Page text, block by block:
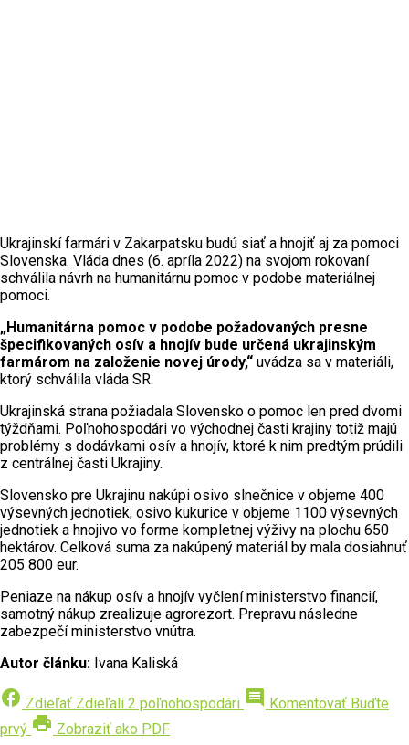
Ukrajinskí farmári v Zakarpatsku budú siať a hnojiť aj za pomoci
Slovenska. Vláda dnes (6. apríla 2022) na svojom rokovaní
schválila návrh na humanitárnu pomoc v podobe materiálnej
pomoci.
„Humanitárna pomoc v podobe požadovaných presne
špecifikovaných osív a hnojív bude určená ukrajinským
farmárom na založenie novej úrody,“ uvádza sa v materiáli,
ktorý schválila vláda SR.
Ukrajinská strana požiadala Slovensko o pomoc len pred dvomi
týždňami. Poľnohospodári vo východnej časti krajiny totiž majú
problémy s dodávkami osív a hnojív, ktoré k nim predtým prúdili
z centrálnej časti Ukrajiny.
Slovensko pre Ukrajinu nakúpi osivo slnečnice v objeme 400
výsevných jednotiek, osivo kukurice v objeme 1100 výsevných
jednotiek a hnojivo vo forme kompletnej výživy na plochu 650
hektárov. Celková suma za nakúpený materiál by mala dosiahnuť
205 800 eur.
Peniaze na nákup osív a hnojív vyčlení ministerstvo financií,
samotný nákup zrealizuje agrorezort. Prepravu následne
zabezpečí ministerstvo vnútra.
Autor článku: Ivana Kaliská
facebook Zdieľať Zdieľali 2 poľnohospodári comment Komentovať Buďte
prvý print Zobraziť ako PDF